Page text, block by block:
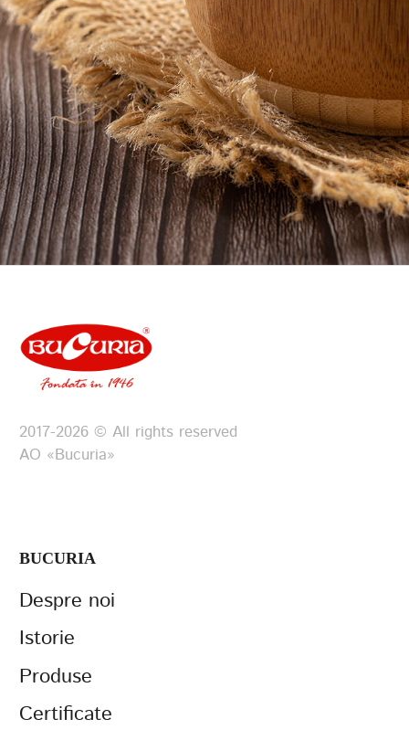
2017-2026 © All rights reserved
АО «Bucuria»
BUCURIA
Despre noi
Istorie
Produse
Certificate